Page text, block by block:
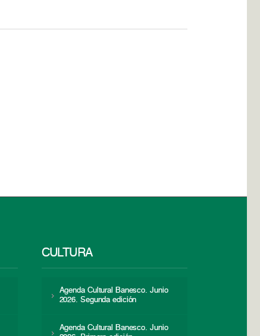
CULTURA
Agenda Cultural Banesco. Junio
2026. Segunda edición
Agenda Cultural Banesco. Junio